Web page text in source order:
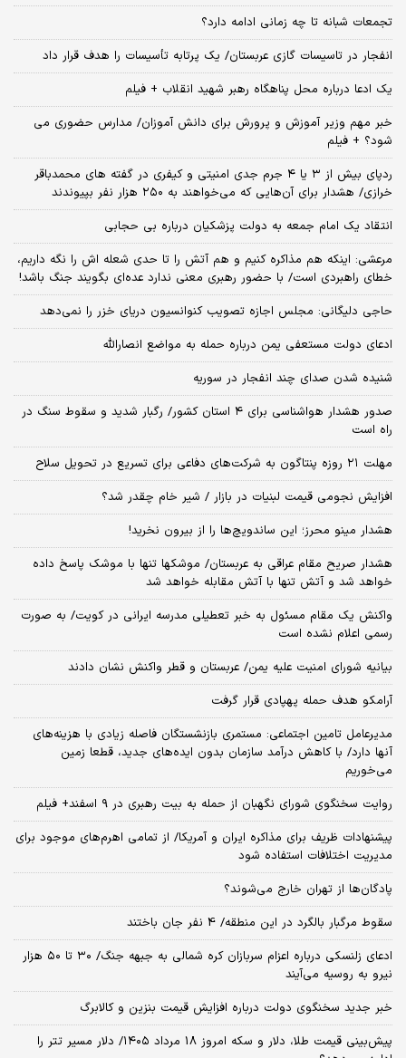
تجمعات شبانه تا چه زمانی ادامه دارد؟
انفجار در تاسیسات گازی عربستان/ یک پرتابه تأسیسات را هدف قرار داد
یک ادعا درباره محل پناهگاه‌ رهبر شهید انقلاب + فیلم
خبر مهم وزیر آموزش و پرورش برای دانش آموزان/ مدارس حضوری می
شود؟ + فیلم
ردپای بیش از ۳ یا ۴ جرم جدی امنیتی و کیفری در گفته های محمدباقر
خرازی/ هشدار برای آن‌هایی که می‌خواهند به ۲۵۰ هزار نفر بپیوندند
انتقاد یک امام جمعه به دولت پزشکیان درباره بی حجابی
مرعشی: اینکه هم مذاکره کنیم و هم آتش را تا حدی شعله اش را نگه داریم،
خطای راهبردی است/ با حضور رهبری معنی ندارد عده‌ای بگویند جنگ باشد!
حاجی دلیگانی: مجلس اجازه تصویب کنوانسیون دریای خزر را نمی‌دهد
ادعای دولت مستعفی یمن درباره حمله به مواضع انصارالله
شنیده شدن صدای چند انفجار در سوریه
صدور هشدار هواشناسی برای ۴ استان کشور/ رگبار شدید و سقوط سنگ در
راه است
مهلت ۲۱ روزه پنتاگون به شرکت‌های دفاعی برای تسریع در تحویل سلاح
افزایش نجومی قیمت لبنیات در بازار / شیر خام چقدر شد؟
هشدار مینو محرز؛ این ساندویچ‌ها را از بیرون نخرید!
هشدار صریح مقام عراقی به عربستان/ موشکها تنها با موشک پاسخ داده
خواهد شد و آتش تنها با آتش مقابله خواهد شد
واکنش یک مقام مسئول به خبر تعطیلی مدرسه ایرانی در کویت/ به صورت
رسمی اعلام نشده است
بیانیه شورای امنیت علیه یمن/ عربستان و قطر واکنش نشان دادند
آرامکو هدف حمله پهپادی قرار گرفت
مدیرعامل تامین اجتماعی: مستمری بازنشستگان فاصله زیادی با هزینه‌های
آنها دارد/ با کاهش درآمد سازمان بدون ایده‌های جدید، قطعا زمین
می‌خوریم
روایت سخنگوی شورای نگهبان از حمله به بیت رهبری در ۹ اسفند+ فیلم
پیشنهادات ظریف برای مذاکره ایران و آمریکا/ از تمامی اهرم‌های موجود برای
مدیریت اختلافات استفاده شود
پادگان‌ها از تهران خارج می‌شوند؟
سقوط مرگبار بالگرد در این منطقه/ 4 نفر جان باختند
ادعای زلنسکی درباره اعزام سربازان کره شمالی به جبهه جنگ/ ۳۰ تا ۵۰ هزار
نیرو به روسیه می‌آیند
خبر جدید سخنگوی دولت درباره افزایش قیمت بنزین و کالابرگ
پیش‌بینی قیمت طلا، دلار و سکه امروز 18 مرداد ۱۴۰۵/ دلار مسیر تتر را